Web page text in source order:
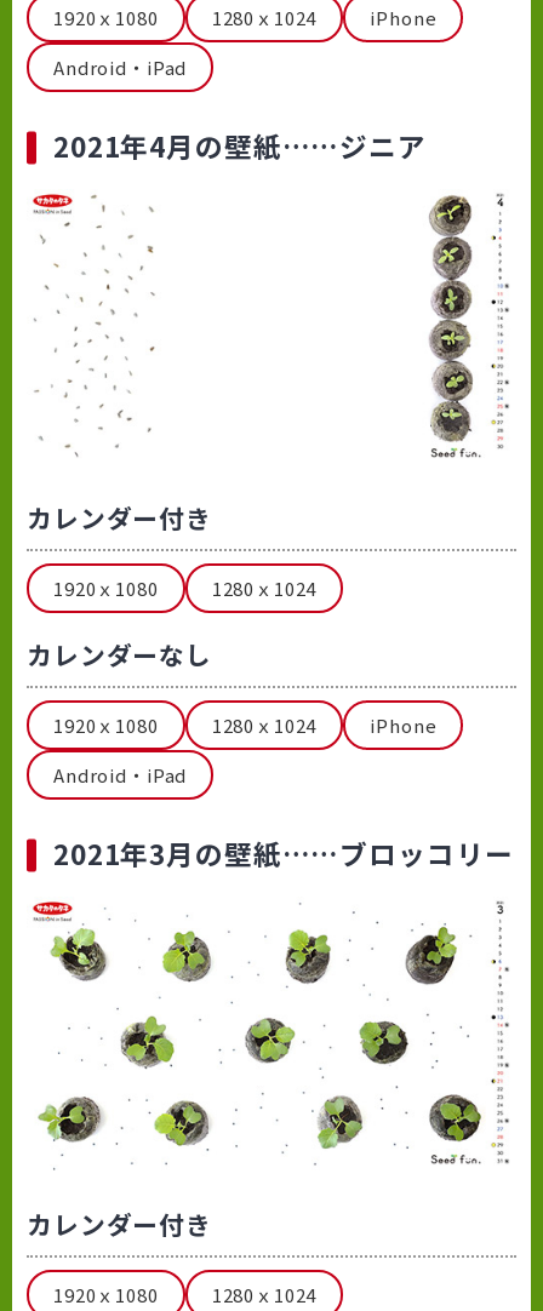
1920ｘ1080 1280ｘ1024
iPhone
Android・iPad
2021年4月の壁紙……ジニア
カレンダー付き
1920ｘ1080 1280ｘ1024
カレンダーなし
1920ｘ1080 1280ｘ1024
iPhone
Android・iPad
2021年3月の壁紙……ブロッコリー
カレンダー付き
1920ｘ1080 1280ｘ1024